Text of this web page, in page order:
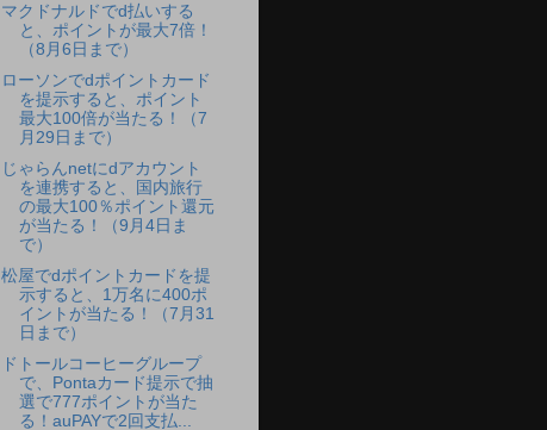
マクドナルドでd払いする
と、ポイントが最大7倍！
（8月6日まで）
ローソンでdポイントカード
を提示すると、ポイント
最大100倍が当たる！（7
月29日まで）
じゃらんnetにdアカウント
を連携すると、国内旅行
の最大100％ポイント還元
が当たる！（9月4日ま
で）
松屋でdポイントカードを提
示すると、1万名に400ポ
イントが当たる！（7月31
日まで）
ドトールコーヒーグループ
で、Pontaカード提示で抽
選で777ポイントが当た
る！auPAYで2回支払...